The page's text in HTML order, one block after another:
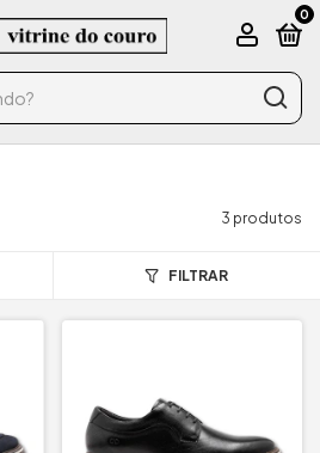
0
3 produtos
FILTRAR